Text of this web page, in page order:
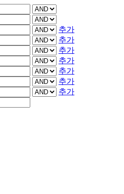
추가
추가
추가
추가
추가
추가
추가